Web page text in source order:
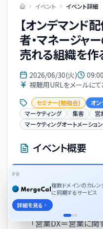
イベント イベント詳細
【オンデマンド
者・マネージャ
売れる組織を
2026/06/30(火)
視聴用URLをメールにて
セミナー(勉強会) オン
マーケティング
集客
営
マーケティングオートメーション
イベント概要
【オンデマンド配信
ネージャーの方向け
営業DX戦略
「営業DX＝営業に関
PR
複数ドメインのカレ
に同期するサービス
詳細を見る